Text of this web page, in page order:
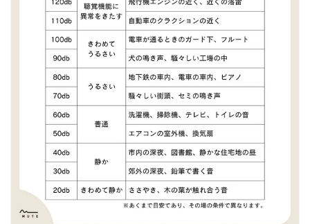
3. 騒音と距離の関係
4. 騒音になるのは何デシベルから？
4-1. 地域による騒音レベルの基準
4-2. 健康にかかわる騒音レベルの基準